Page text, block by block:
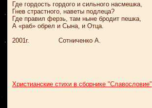
Где гордость гордого и сильного насмешка,
Гнев страстного, наветы подлеца?
Где правил ферзь, там ныне бродит пешка,
А «раб» обрел и Сына, и Отца.
2001г. Сотниченко А.
Христианские стихи в сборнике "Славословие"